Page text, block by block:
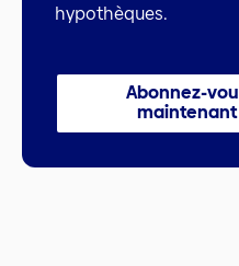
hypothèques.
Abonnez-
maintenant